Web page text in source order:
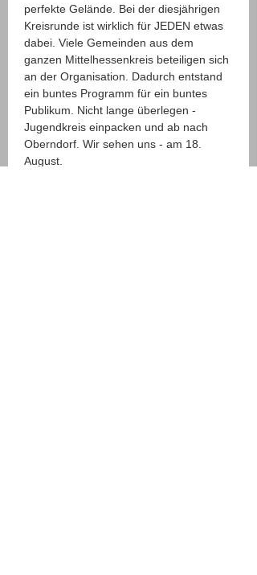
perfekte Gelände. Bei der diesjährigen
Kreisrunde ist wirklich für JEDEN etwas
dabei. Viele Gemeinden aus dem
ganzen Mittelhessenkreis beteiligen sich
an der Organisation. Dadurch entstand
ein buntes Programm für ein buntes
Publikum. Nicht lange überlegen -
Jugendkreis einpacken und ab nach
Oberndorf. Wir sehen uns - am 18.
August.